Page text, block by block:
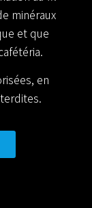
minéraux
et que
en